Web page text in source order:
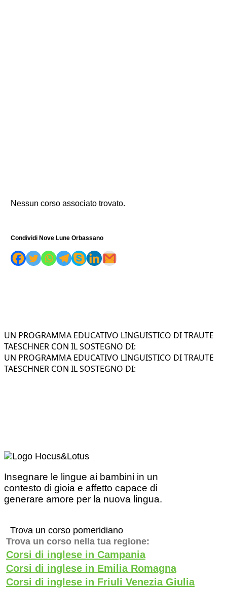
Nessun corso associato trovato.
Condividi Nove Lune Orbassano
UN PROGRAMMA EDUCATIVO LINGUISTICO DI TRAUTE
TAESCHNER CON IL SOSTEGNO DI:
UN PROGRAMMA EDUCATIVO LINGUISTICO DI TRAUTE
TAESCHNER CON IL SOSTEGNO DI:
Insegnare le lingue ai bambini in un
contesto di gioia e affetto capace di
generare amore per la nuova lingua.
Trova un corso pomeridiano
Trova un corso nella tua regione:
Corsi di inglese in Campania
Corsi di inglese in Emilia Romagna
Corsi di inglese in Friuli Venezia Giulia